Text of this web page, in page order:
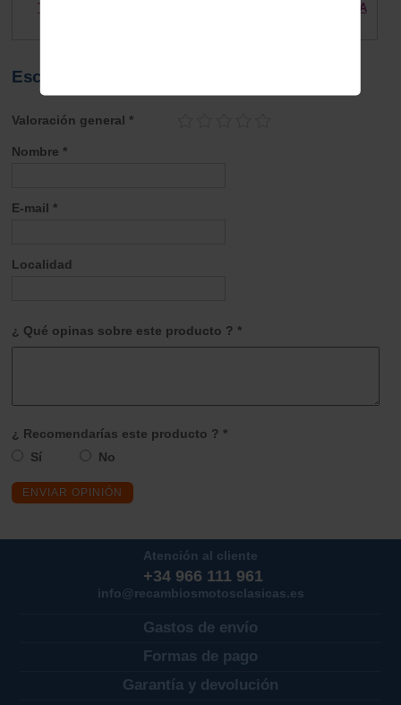
Tope funda cable Vespa Tornillo tapa carburador UA
Escribe tu opinión sobre este artículo
Valoración general *
Nombre *
E-mail *
Localidad
¿ Qué opinas sobre este producto ? *
¿ Recomendarías este producto ? *
Sí
No
ENVIAR OPINIÓN
Atención al cliente
+34 966 111 961
info@recambiosmotosclasicas.es
Gastos de envío
Formas de pago
Garantía y devolución